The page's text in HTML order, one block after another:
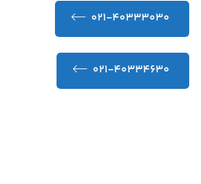
021-40333030
021-40334630